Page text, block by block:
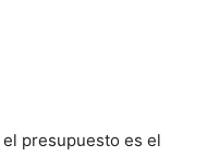
presupuesto es el